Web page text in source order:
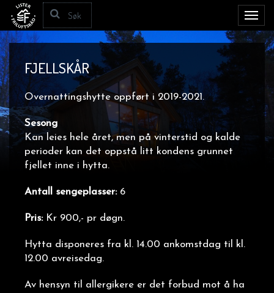
FJELLSKÅR
Overnattingshytte oppført i 2019-2021.
Sesong
Kan leies hele året, men på vinterstid og kalde
perioder kan det oppstå litt kondens grunnet
fjellet inne i hytta.
Antall sengeplasser:6
Pris:Kr 900,- pr døgn.
Hytta disponeres fra kl. 14.00 ankomstdag til kl.
12.00 avreisedag.
Av hensyn til allergikere er det forbud mot å ha